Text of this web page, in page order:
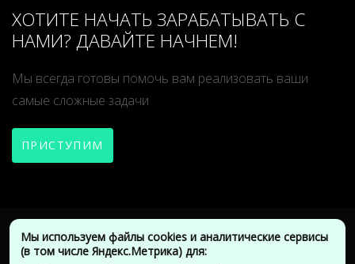
ХОТИТЕ НАЧАТЬ ЗАРАБАТЫВАТЬ С
НАМИ? ДАВАЙТЕ НАЧНЕМ!
Мы всегда готовы помочь вам реализовать ваши
самые сложные задачи
ПРИСТУПИМ
Мы используем файлы cookies и аналитические сервисы
(в том числе Яндекс.Метрика) для: